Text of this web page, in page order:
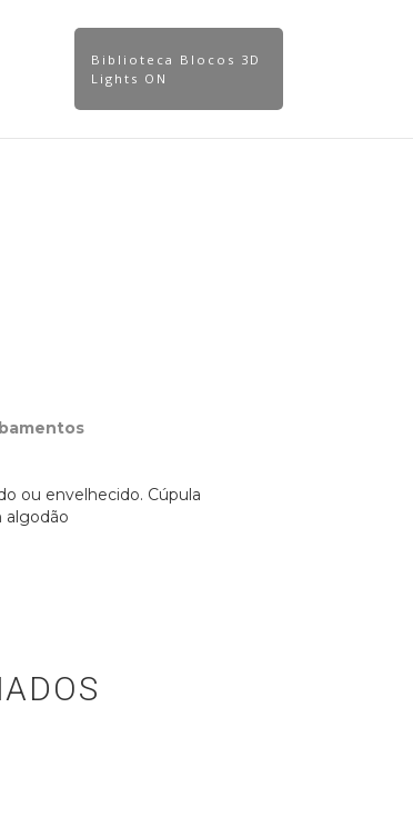
Biblioteca Blocos 3D
Lights ON
ou envelhecido. Cúpula
algodão